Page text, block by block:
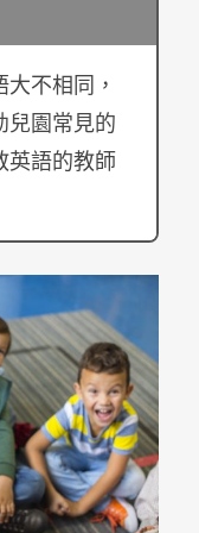
不相同，
兒園常見的
英語的教師